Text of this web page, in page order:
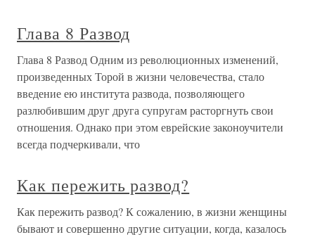
Глава 8 Развод
Глава 8 Развод Одним из революционных изменений,
произведенных Торой в жизни человечества, стало
введение ею института развода, позволяющего
разлюбившим друг друга супругам расторгнуть свои
отношения. Однако при этом еврейские законоучители
всегда подчеркивали, что
Как пережить развод?
Как пережить развод? К сожалению, в жизни женщины
бывают и совершенно другие ситуации, когда, казалось